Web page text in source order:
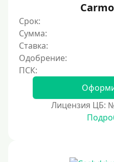
Срок:
Сумма:
Ставка:
Одобрение:
Лицензия ЦБ: